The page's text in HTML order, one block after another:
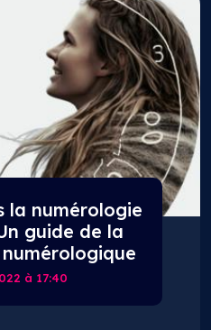
la numérologie
guide de la
à 17:40